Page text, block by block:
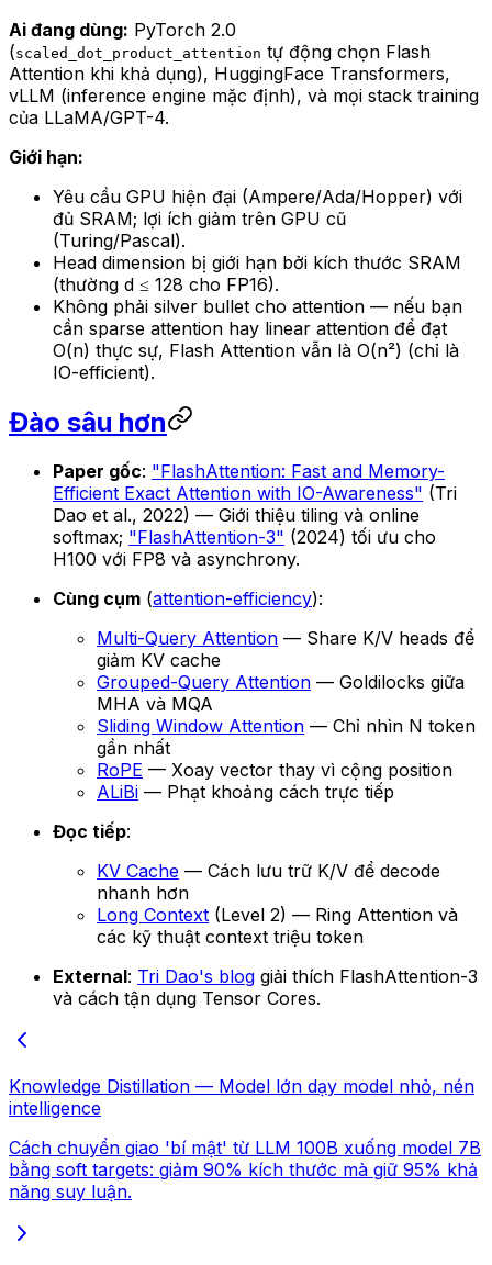
Ai đang dùng: PyTorch 2.0
(scaled_dot_product_attention tự động chọn Flash
Attention khi khả dụng), HuggingFace Transformers,
vLLM (inference engine mặc định), và mọi stack training
của LLaMA/GPT-4.
Giới hạn:
Yêu cầu GPU hiện đại (Ampere/Ada/Hopper) với
đủ SRAM; lợi ích giảm trên GPU cũ
(Turing/Pascal).
Head dimension bị giới hạn bởi kích thước SRAM
(thường d ≤ 128 cho FP16).
Không phải silver bullet cho attention — nếu bạn
cần sparse attention hay linear attention để đạt
O(n) thực sự, Flash Attention vẫn là O(n²) (chỉ là
IO-efficient).
Đào sâu hơn
Paper gốc: "FlashAttention: Fast and Memory-
Efficient Exact Attention with IO-Awareness" (Tri
Dao et al., 2022) — Giới thiệu tiling và online
softmax; "FlashAttention-3" (2024) tối ưu cho
H100 với FP8 và asynchrony.
Cùng cụm (attention-efficiency):
Multi-Query Attention — Share K/V heads để
giảm KV cache
Grouped-Query Attention — Goldilocks giữa
MHA và MQA
Sliding Window Attention — Chỉ nhìn N token
gần nhất
RoPE — Xoay vector thay vì cộng position
ALiBi — Phạt khoảng cách trực tiếp
Đọc tiếp:
KV Cache — Cách lưu trữ K/V để decode
nhanh hơn
Long Context (Level 2) — Ring Attention và
các kỹ thuật context triệu token
External: Tri Dao's blog giải thích FlashAttention-3
và cách tận dụng Tensor Cores.
Knowledge Distillation — Model lớn dạy model nhỏ, nén
intelligence
Cách chuyển giao 'bí mật' từ LLM 100B xuống model 7B
bằng soft targets: giảm 90% kích thước mà giữ 95% khả
năng suy luận.